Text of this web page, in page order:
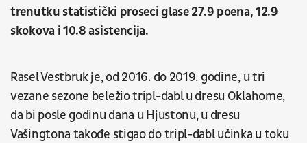
trenutku statistički proseci glase 27.9 poena, 12.9
skokova i 10.8 asistencija.
Rasel Vestbruk je, od 2016. do 2019. godine, u tri
vezane sezone beležio tripl-dabl u dresu Oklahome,
da bi posle godinu dana u Hjustonu, u dresu
Vašingtona takođe stigao do tripl-dabl učinka u toku